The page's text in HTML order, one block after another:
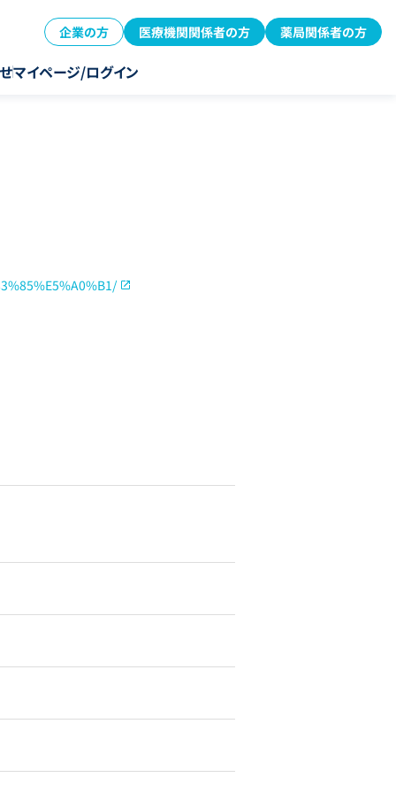
企業の方 医療機関関係者の方 薬局関係者の方
マイページ/ログイン